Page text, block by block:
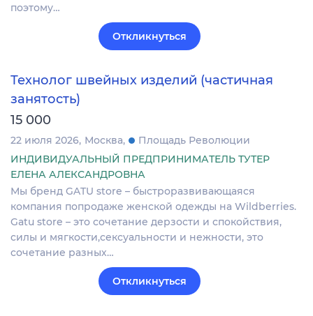
поэтому…
Откликнуться
Технолог швейных изделий (частичная
занятость)
15 000
22 июля 2026 Москва
Площадь Революции
ИНДИВИДУАЛЬНЫЙ ПРЕДПРИНИМАТЕЛЬ ТУТЕР
ЕЛЕНА АЛЕКСАНДРОВНА
Мы бренд GATU store – быстроразвивающаяся
компания попродаже женской одежды на Wildberries.
Gatu store – это сочетание дерзости и спокойствия,
силы и мягкости,сексуальности и нежности, это
сочетание разных…
Откликнуться